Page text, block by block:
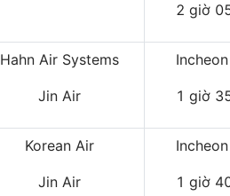
2 giờ
Hahn Air Systems
Jin Air 1 giờ
Korean Air
Jin Air 1 giờ